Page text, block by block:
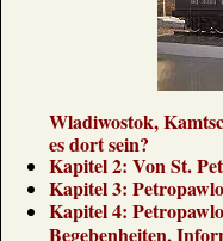
Wladiwostok,
es dort sein?
Kapitel 2: Von St.
Kapitel 3:
Kapitel 4:
Begebenheiten,